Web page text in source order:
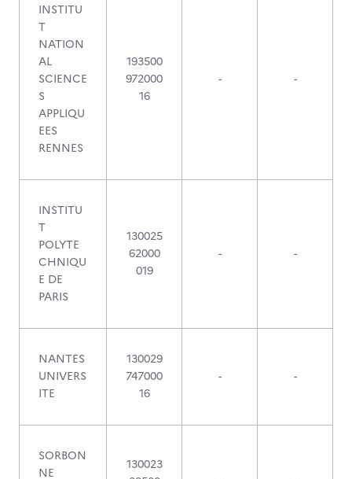
INSTITU
T
NATION
AL
SCIENCE
S
APPLIQU
EES
RENNES
193500
972000
16
- -
INSTITU
T
POLYTE
CHNIQU
E DE
PARIS
130025
62000
019
- -
NANTES
UNIVERS
ITE
130029
747000
16
- -
SORBON
NE
130023